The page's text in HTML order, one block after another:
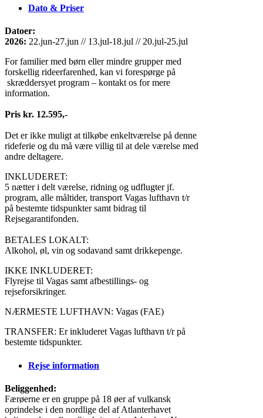
Dato & Priser
Datoer:
2026: 22.jun-27.jun // 13.jul-18.jul // 20.jul-25.jul
For familier med børn eller mindre grupper med
forskellig rideerfarenhed, kan vi forespørge på
skræddersyet program – kontakt os for mere
information.
Pris kr. 12.595,-
Det er ikke muligt at tilkøbe enkeltværelse på denne
rideferie og du må være villig til at dele værelse med
andre deltagere.
INKLUDERET:
5 nætter i delt værelse, ridning og udflugter jf.
program, alle måltider, transport Vagas lufthavn t/r
på bestemte tidspunkter samt bidrag til
Rejsegarantifonden.
BETALES LOKALT:
Alkohol, øl, vin og sodavand samt drikkepenge.
IKKE INKLUDERET:
Flyrejse til Vagas samt afbestillings- og
rejseforsikringer.
NÆRMESTE LUFTHAVN: Vagas (FAE)
TRANSFER: Er inkluderet Vagas lufthavn t/r på
bestemte tidspunkter.
Rejse information
Beliggenhed:
Færøerne er en gruppe på 18 øer af vulkansk
oprindelse i den nordlige del af Atlanterhavet